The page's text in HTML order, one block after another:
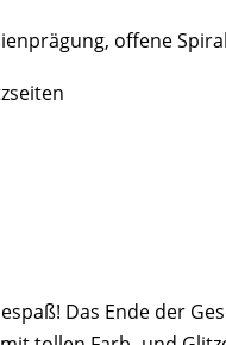
offene
Das Ende der